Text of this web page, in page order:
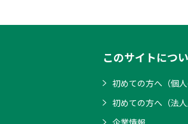
このサイトにつ
初めての方へ（個人
初めての方へ（法人